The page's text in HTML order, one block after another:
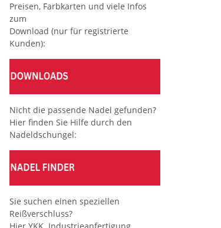
Preisen, Farbkarten und viele Infos
zum
Download (nur für registrierte
Kunden):
Nicht die passende Nadel gefunden?
Hier finden Sie Hilfe durch den
Nadeldschungel:
Sie suchen einen speziellen
Reißverschluss?